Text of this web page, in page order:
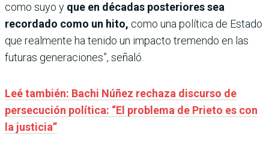
como suyo y que en décadas posteriores sea
recordado como un hito, como una política de Estado
que realmente ha tenido un impacto tremendo en las
futuras generaciones”, señaló.
Leé también: Bachi Núñez rechaza discurso de
persecución política: “El problema de Prieto es con
la justicia”